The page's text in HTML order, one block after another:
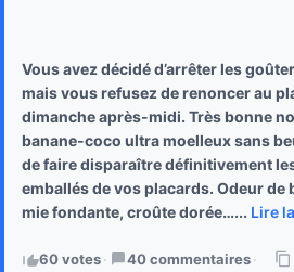
Vous avez décidé d’arrêter les
mais vous refusez de renoncer au
dimanche après-midi. Très bonne
banane-coco ultra moelleux sans
de faire disparaître définitivement
emballés de vos placards. Odeur de
mie fondante, croûte dorée…... Lire
60 votes· 40 commentaires·